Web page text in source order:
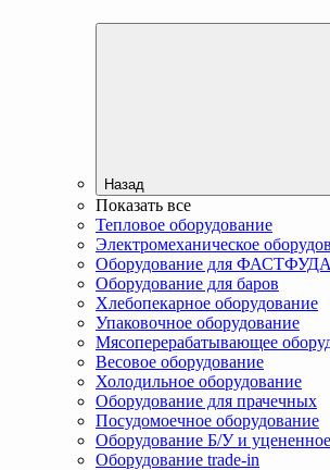
Назад
Показать все
Тепловое оборудование
Электромеханическое
Оборудование для ФАСТФУДА
Оборудование для баров
Хлебопекарное оборудование
Упаковочное оборудование
Мясоперерабатывающее
Весовое оборудование
Холодильное оборудование
Оборудование для прачечных
Посудомоечное оборудование
Оборудование Б/У и уцененное
Оборудование trade-in